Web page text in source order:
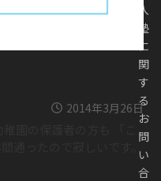
2014年3月26日
通ったので寂しいです。
入
塾
に
関
す
る
お
問
い
合